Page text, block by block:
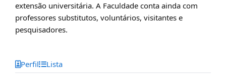
extensão universitária. A Faculdade conta ainda com
professores substitutos, voluntários, visitantes e
pesquisadores.
Perfil Lista